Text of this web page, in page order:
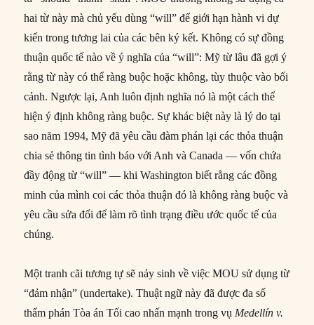
hai từ này mà chủ yếu dùng “will” để giới hạn hành vi dự
kiến trong tương lai của các bên ký kết. Không có sự đồng
thuận quốc tế nào về ý nghĩa của “will”: Mỹ từ lâu đã gợi ý
rằng từ này có thể ràng buộc hoặc không, tùy thuộc vào bối
cảnh. Ngược lại, Anh luôn định nghĩa nó là một cách thể
hiện ý định không ràng buộc. Sự khác biệt này là lý do tại
sao năm 1994, Mỹ đã yêu cầu đàm phán lại các thỏa thuận
chia sẻ thông tin tình báo với Anh và Canada — vốn chứa
đầy động từ “will” — khi Washington biết rằng các đồng
minh của mình coi các thỏa thuận đó là không ràng buộc và
yêu cầu sửa đổi để làm rõ tình trạng điều ước quốc tế của
chúng.
Một tranh cãi tương tự sẽ nảy sinh về việc MOU sử dụng từ
“đảm nhận” (undertake). Thuật ngữ này đã được đa số
thẩm phán Tòa án Tối cao nhấn mạnh trong vụ Medellín v.